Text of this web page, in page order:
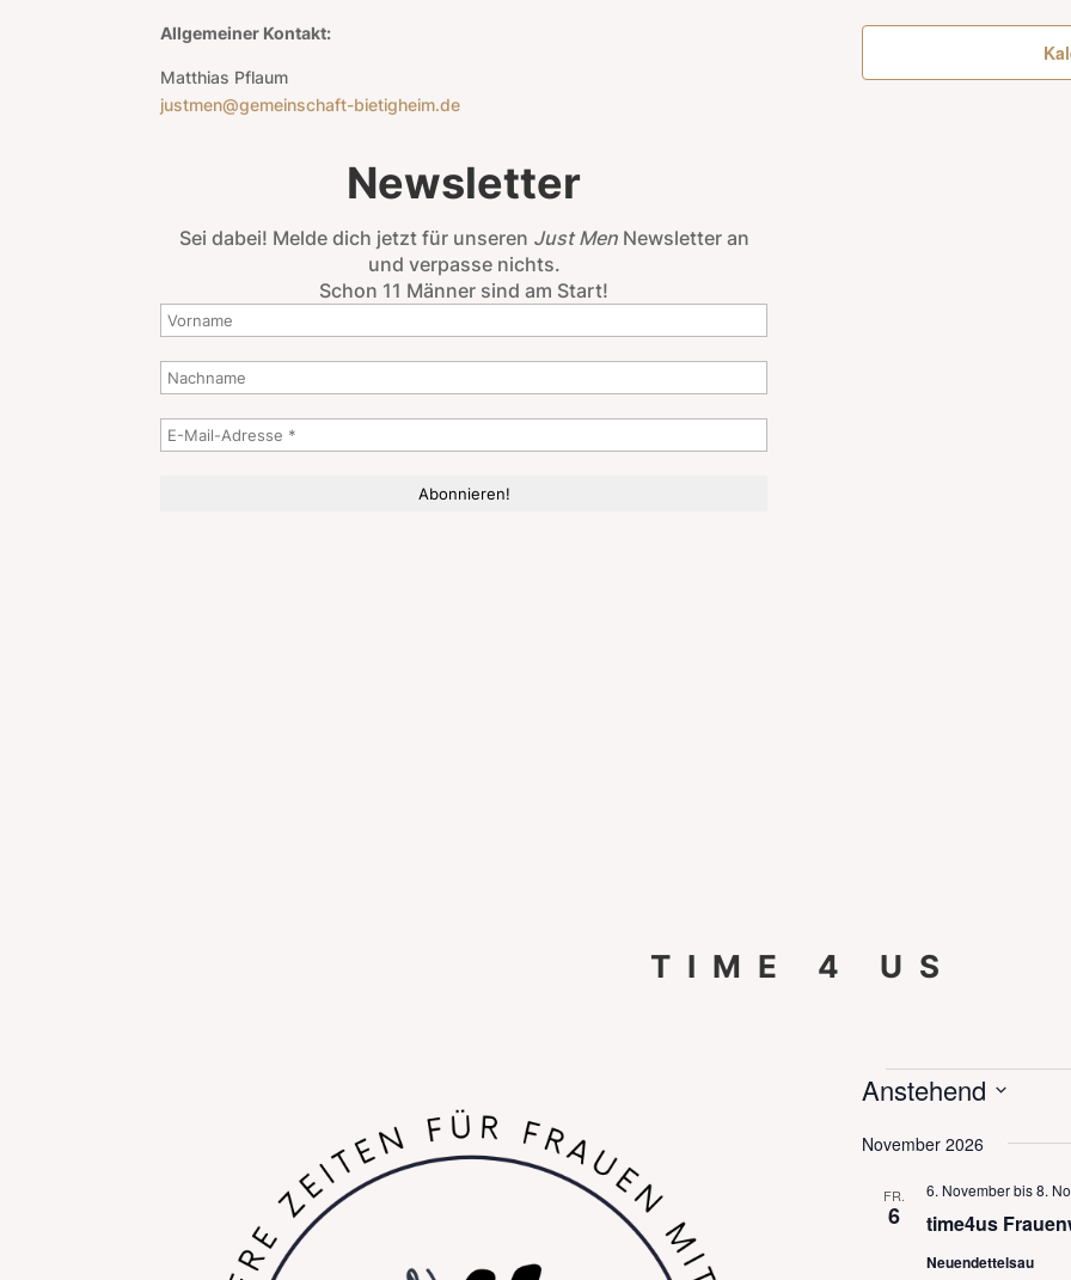
Allgemeiner Kontakt:
Matthias Pflaum
justmen@gemeinschaft-bietigheim.de
Newsletter
Sei dabei! Melde dich jetzt für unseren Just MenNewsletter an
und verpasse nichts.
Schon 11 Männer sind am Start!
TIME 4 US
Anstehend
wählen.
November 2026
FR.
6 time4us
6. Novemberbis8.
Neuendettelsau